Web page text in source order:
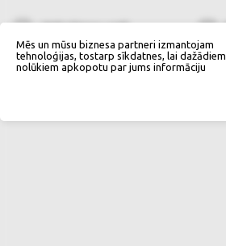
Mēs un mūsu biznesa partneri izmantojam
tehnoloģijas, tostarp sīkdatnes, lai dažādiem
nolūkiem apkopotu par jums informāciju